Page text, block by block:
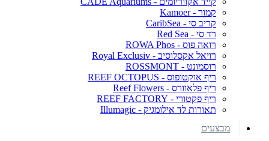
קמור - Kamoer
קריב סי - CaribSea
רד סי - Red Sea
רואה פוס - ROWA Phos
רויאל אקסלוסיב - Royal Exclusiv
רוסמונט - ROSSMONT
ריף אוקטופוס - REEF OCTOPUS
ריף פלאוורס - Reef Flowers
ריף פקטורי - REEF FACTORY
תאורות לד אילומגיק - Illumagic
מבצעים